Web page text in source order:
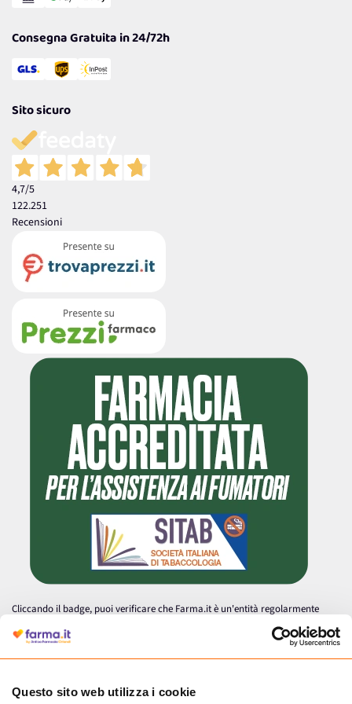
Questo sito web utilizza i cookie
Consegna Gratuita in 24/72h
Sito sicuro
4,7/5
122.251
Recensioni
Cliccando il badge, puoi verificare che Farma.it è un'entità regolarmente
autorizzata dal Ministero della Salute a effettuare la vendita online di
medicinali.